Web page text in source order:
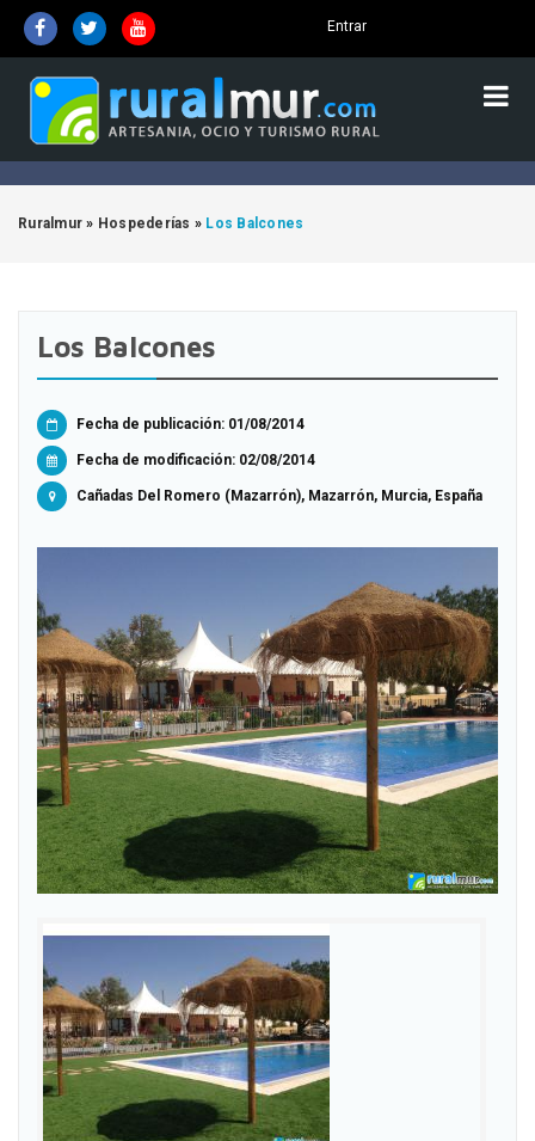
Entrar
Ruralmur » Hospederías » Los Balcones
Los Balcones
Fecha de publicación: 01/08/2014
Fecha de modificación: 02/08/2014
Cañadas Del Romero (Mazarrón), Mazarrón, Murcia, España